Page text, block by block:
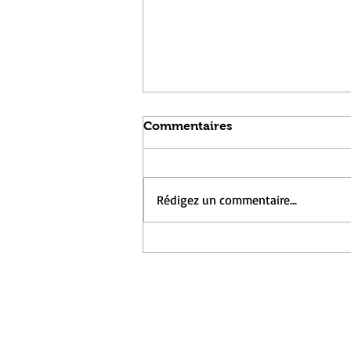
Commentaires
Rédigez un commentaire...